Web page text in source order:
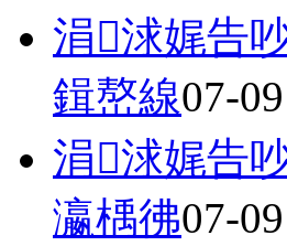
涓浗娓告
鍓嶅線07-09
涓浗娓告
瀛楀彿07-09